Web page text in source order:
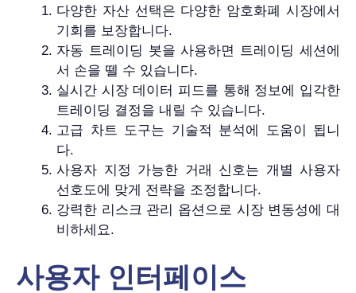
다양한 자산 선택은 다양한 암호화폐 시장에서
기회를 보장합니다.
자동 트레이딩 봇을 사용하면 트레이딩 세션에
서 손을 뗄 수 있습니다.
실시간 시장 데이터 피드를 통해 정보에 입각한
트레이딩 결정을 내릴 수 있습니다.
고급 차트 도구는 기술적 분석에 도움이 됩니
다.
사용자 지정 가능한 거래 신호는 개별 사용자
선호도에 맞게 전략을 조정합니다.
강력한 리스크 관리 옵션으로 시장 변동성에 대
비하세요.
사용자 인터페이스